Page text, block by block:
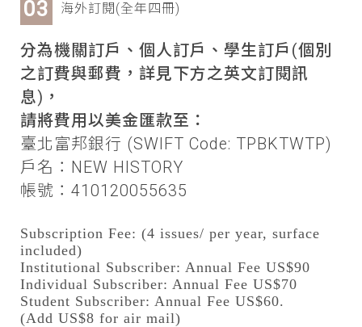
海外訂閱(全年四冊)
分為機關訂戶、個人訂戶、學生訂戶(個別
之訂費與郵費，詳見下方之英文訂閱訊
息)，
請將費用以美金匯款至：
臺北富邦銀行 (SWIFT Code: TPBKTWTP)
戶名：NEW HISTORY
帳號：410120055635
Subscription Fee: (4 issues/ per year, surface
included)
Institutional Subscriber: Annual Fee US$90
Individual Subscriber: Annual Fee US$70
Student Subscriber: Annual Fee US$60.
(Add US$8 for air mail)